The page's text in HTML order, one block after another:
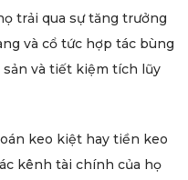
trải qua sự tăng trưởng
và cổ tức hợp tác bùng
và tiết kiệm tích lũy
keo kiệt hay tiền keo
kênh tài chính của họ